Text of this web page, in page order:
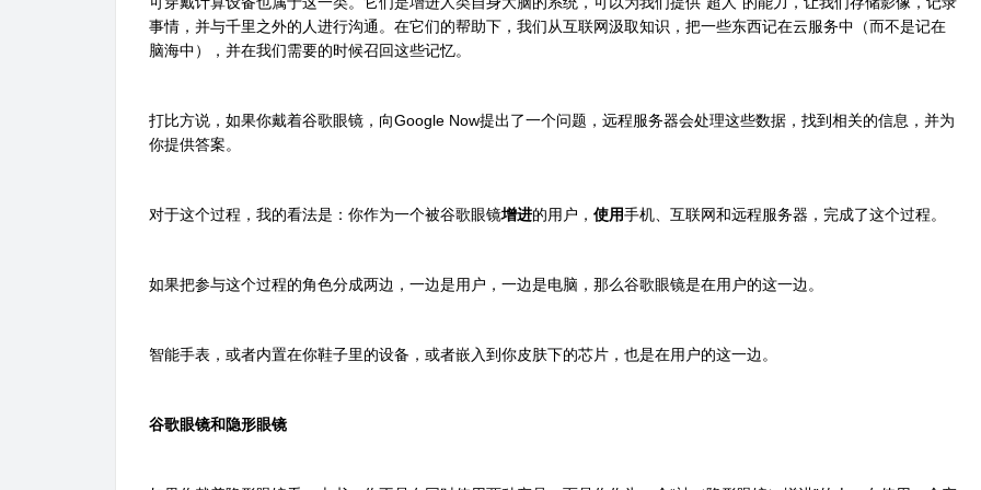
事情，并与千里之外的人进行沟通。在它们的帮助下，我们从互联网汲取知识，把一些东西记在云服务中（而不是记在
脑海中），并在我们需要的时候召回这些记忆。
打比方说，如果你戴着谷歌眼镜，向Google Now提出了一个问题，远程服务器会处理这些数据，找到相关的信息，并为
你提供答案。
对于这个过程，我的看法是：你作为一个被谷歌眼镜增进的用户， 使用手机、互联网和远程服务器，完成了这个过程。
如果把参与这个过程的角色分成两边，一边是用户，一边是电脑，那么谷歌眼镜是在用户的这一边。
智能手表，或者内置在你鞋子里的设备，或者嵌入到你皮肤下的芯片，也是在用户的这一边。
谷歌眼镜和隐形眼镜